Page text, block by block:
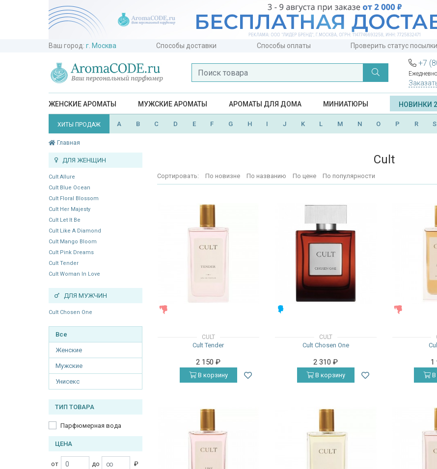
Ваш город: г. Москва Способы доставки Способы оплаты Проверить статус посылки
+7
ЖЕНСКИЕ АРОМАТЫ МУЖСКИЕ АРОМАТЫ АРОМАТЫ ДЛЯ ДОМА МИНИАТЮРЫ НОВИНКИ
ХИТЫ ПРОДАЖ A B C D E F G H I J K L M N O P R S
Главная
ДЛЯ ЖЕНЩИН
Cult Allure
Cult Blue Ocean
Cult Floral Blossom
Cult Her Majesty
Cult Let It Be
Cult Like A Diamond
Cult Mango Bloom
Cult Pink Dreams
Cult Tender
Cult Woman In Love
ДЛЯ МУЖЧИН
Cult Chosen One
Все
Женские
Мужские
Унисекс
ТИП ТОВАРА
Парфюмерная вода
ЦЕНА
от до ₽
Cult
Сортировать: По новизне По названию По цене По популярности
CULT
Cult Tender
2 150₽
В корзину
CULT
Cult Chosen One
2 310₽
В корзину
1
В